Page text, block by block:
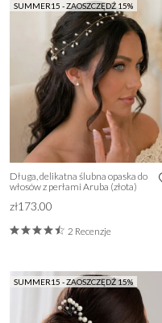
SUMMER15 - ZAOSZCZĘDŹ 15%
Długa, delikatna ślubna opaska do
włosów z perłami Aruba (złota)
zł173.00
2 Recenzje
SUMMER15 - ZAOSZCZĘDŹ 15%